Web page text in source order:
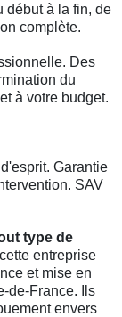
début à la fin, de
complète.
Des
du
à votre budget.
Garantie
SAV
type de
entreprise
et mise en
de-France. Ils
envers